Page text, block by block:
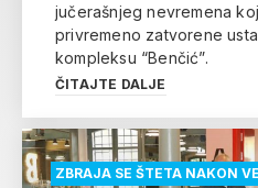
jučerašnjeg nevremena
privremeno zatvorene
kompleksu “Benčić”.
ČITAJTE DALJE
ZBRAJA SE ŠTETA NAKON